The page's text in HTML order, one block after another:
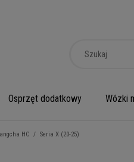
Osprzęt dodatkowy Wózki
HC / Seria X (20-25)